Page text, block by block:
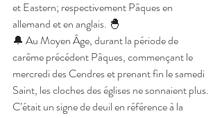
et Eastern; respectivement Pâques en
allemand et en anglais. 🐣
🔔 Au Moyen Âge, durant la période de
carême précédent Pâques, commençant le
mercredi des Cendres et prenant fin le samedi
Saint, les cloches des églises ne sonnaient plus.
C’était un signe de deuil en référence à la